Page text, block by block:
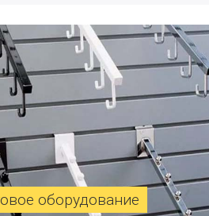
оборудование